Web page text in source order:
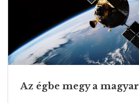
Az égbe megy a